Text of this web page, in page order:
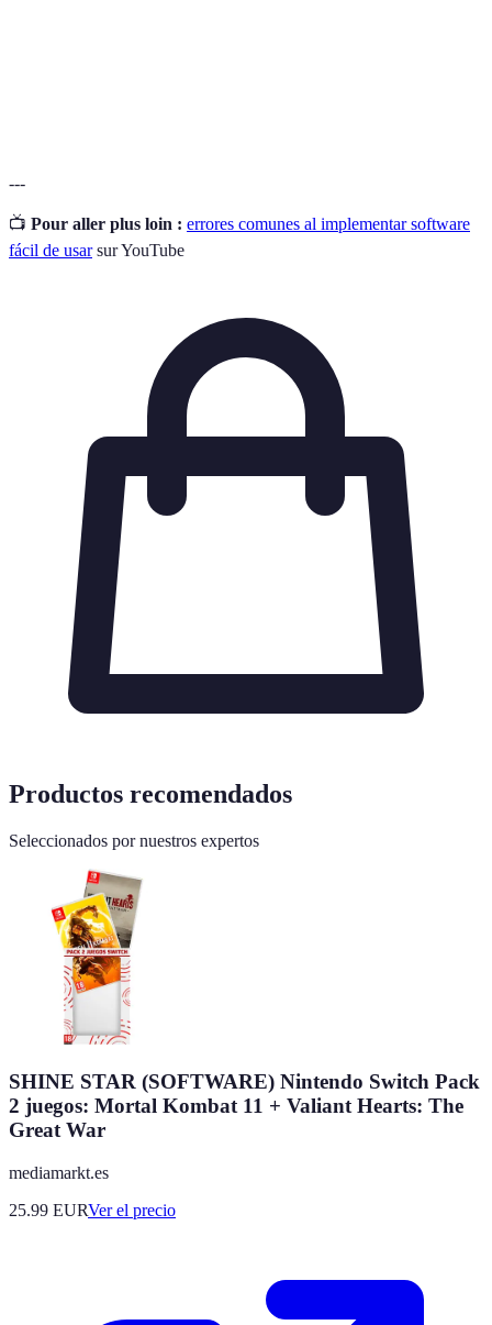
---
📺 Pour aller plus loin : errores comunes al implementar software
fácil de usarsur YouTube
Productos recomendados
Seleccionados por nuestros expertos
SHINE STAR (SOFTWARE) Nintendo Switch Pack
2 juegos: Mortal Kombat 11 + Valiant Hearts: The
Great War
mediamarkt.es
25.99 EURVer el precio